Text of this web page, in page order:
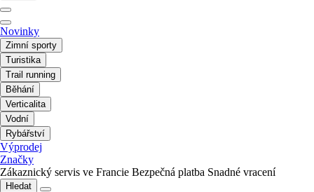
Novinky
Zimní sporty
Turistika
Trail running
Běhání
Verticalita
Vodní
Rybářství
Výprodej
Značky
Zákaznický servis ve Francie Bezpečná platba Snadné vracení
Hledat